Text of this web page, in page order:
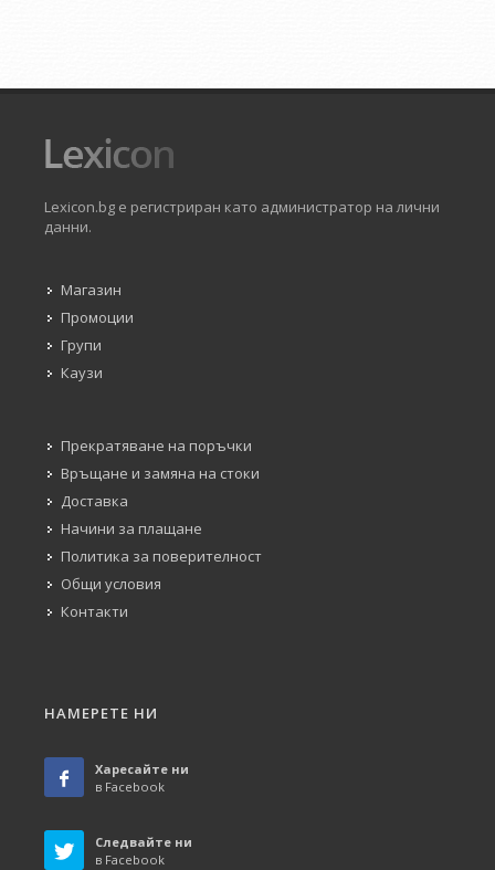
Lexicon.bg е регистриран като администратор на лични
данни.
Магазин
Промоции
Групи
Каузи
Прекратяване на поръчки
Връщане и замяна на стоки
Доставка
Начини за плащане
Политика за поверителност
Общи условия
Контакти
НАМЕРЕТЕ НИ
Харесайте ни
в Facebook
Следвайте ни
в Facebook